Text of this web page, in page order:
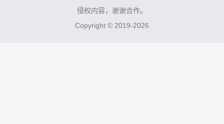
侵权内容，谢谢合作。
Copyright © 2019-2026